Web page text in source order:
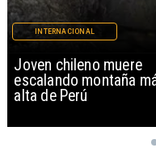
Brasil reduce contacto
diplomático con
Argentina por dichos de
INTERNACIONAL